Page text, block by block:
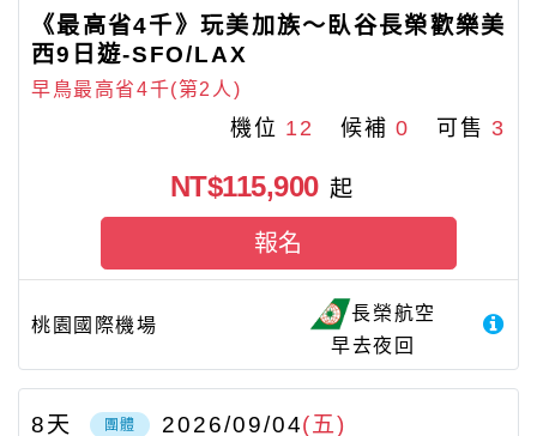
《最高省4千》玩美加族～臥谷長榮歡樂美
西9日遊-SFO/LAX
機位 12 候補0 可售 3
早鳥最高省4千(第2人)
桃園國際機場
長榮航空
早去夜回
NT$115,900 起
報名
團體 2026/09/04(五)
8天